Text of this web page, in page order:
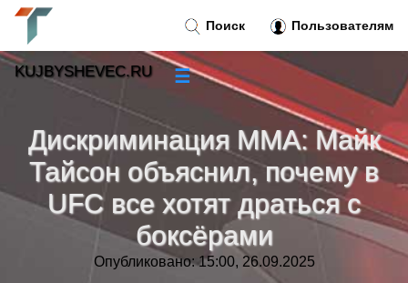
Дискриминация ММА: Майк
Тайсон объяснил, почему в
UFC все хотят драться с
боксёрами
Опубликовано: 15:00, 26.09.2025
Поиск Пользователям
KUJBYSHEVEC.RU ☰
Новости
Тренды новостей »
Рубрики»
»